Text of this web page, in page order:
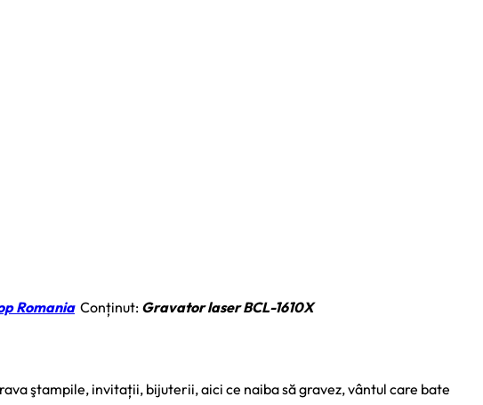
RomaniaConținut: Gravator laser BCL-1610X
ştampile, invitații, bijuterii, aici ce naiba să gravez, vântul care bate